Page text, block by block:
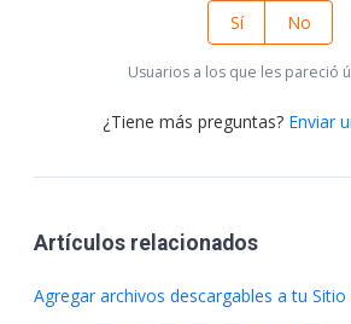
Sí No
Usuarios a los que les pareció
¿Tiene más preguntas? Enviar
Artículos relacionados
Agregar archivos descargables a tu Sitio